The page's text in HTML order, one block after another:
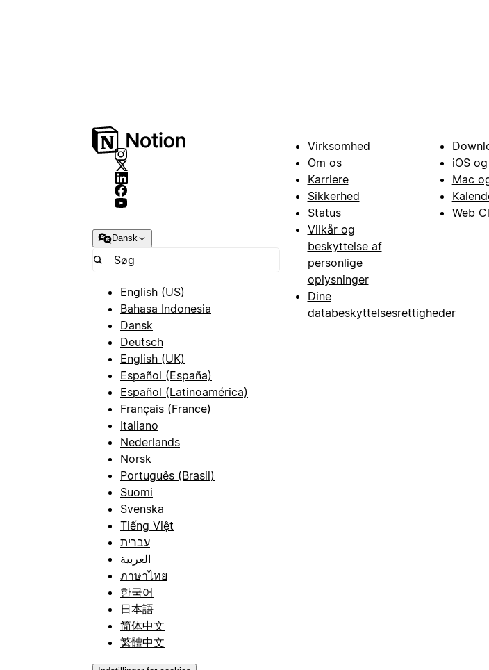
Dansk
English (US)
Bahasa Indonesia
Dansk
Deutsch
English (UK)
Español (España)
Español (Latinoamérica)
Français (France)
Italiano
Nederlands
Norsk
Português (Brasil)
Suomi
Svenska
Tiếng Việt
עברית
العربية
ภาษาไทย
한국어
日本語
简体中文
繁體中文
Virksomhed
Om os
Karriere
Sikkerhed
Status
Vilkår og
beskyttelse af
personlige
oplysninger
Dine
databeskyttelsesrettigheder
iOS
Mac
Web